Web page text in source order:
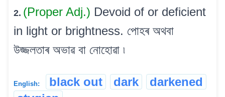
2. (Proper Adj.) Devoid of or deficient
in light or brightness. পোহৰ অথবা
উজ্জলতাৰ অভাৱ বা নোহোৱা ৷
English: black out dark
darkened